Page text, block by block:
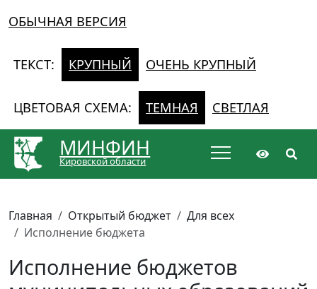
ОБЫЧНАЯ ВЕРСИЯ
ТЕКСТ: КРУПНЫЙ ОЧЕНЬ КРУПНЫЙ
ЦВЕТОВАЯ СХЕМА: ТЕМНАЯ СВЕТЛАЯ
МИНФИН
Кировской области
Главная Открытый бюджет
Для всех
Исполнение бюджета
Исполнение бюджетов